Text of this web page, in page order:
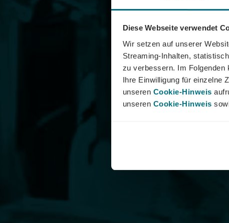
Diese Webseite verwendet
Wir setzen auf unserer
Streaming-Inhalten,
zu verbessern. Im Folgenden
Ihre Einwilligung für einzelne
unseren Cookie-Hinweis
unseren Cookie-Hinweis